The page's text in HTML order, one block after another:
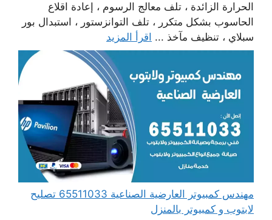
الحرارة الزائدة ، تلف معالج الرسوم ، إعادة اقلاع
الحاسوب بشكل متكرر ، تلف التوانزستور ، استبدال بور
سبلاي ، تنظيف مآخذ ... اقرأ المزيد
مهندس كمبيوتر العارضية الصناعية 65511033 تصليح
لابتوب و كمبيوتر بالمنزل